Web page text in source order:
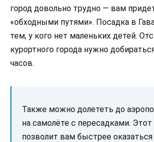
город довольно трудно — вам
«обходными путями». Посадка в
тем, у кого нет маленьких детей.
курортного города нужно
часов.
Также можно долететь до
на самолёте с пересадками. Этот
позволит вам быстрее